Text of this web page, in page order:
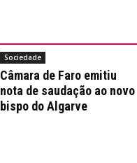
Sociedade
Câmara de Faro emitiu
nota de saudação ao novo
bispo do Algarve